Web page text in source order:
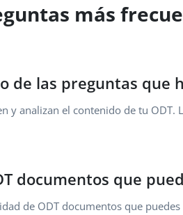
más
de las preguntas que
y analizan el contenido de tu
documentos que
de ODT documentos que